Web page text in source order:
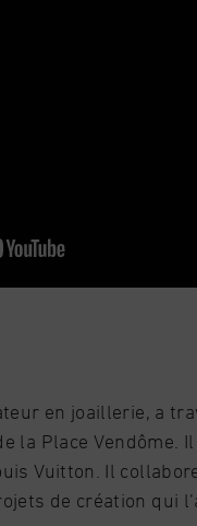
en joaillerie, a
la Place Vendôme.
Vuitton. Il
de création qui